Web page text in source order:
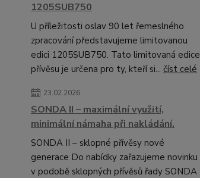
1205SUB750
U příležitosti oslav 90 let řemeslného
zpracování představujeme limitovanou
edici 1205SUB750. Tato limitovaná edice
přívěsu je určena pro ty, kteří si... číst celé
23.02.2026
SONDA II – maximální využití,
minimální námaha při nakládání.
SONDA II – sklopné přívěsy nové
generace Do nabídky zařazujeme novinku
v podobě sklopných přívěsů řady SONDA